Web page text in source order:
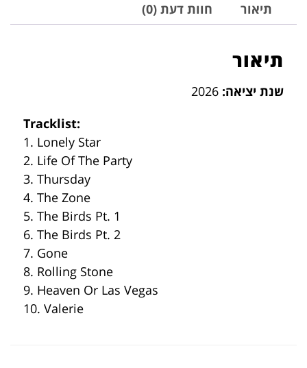
תיאור חוות דעת (0)
תיאור
שנת יציאה:
Tracklist:
1. Lonely Star
2. Life Of The Party
3. Thursday
4. The Zone
5. The Birds Pt. 1
6. The Birds Pt. 2
7. Gone
8. Rolling Stone
9. Heaven Or Las Vegas
10. Valerie